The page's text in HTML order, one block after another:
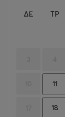
ΔΕ ΤΡ
11
18